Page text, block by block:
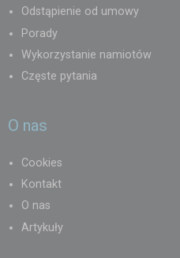
Odstąpienie od umowy
Porady
Wykorzystanie namiotów
Częste pytania
O nas
Cookies
Kontakt
O nas
Artykuły